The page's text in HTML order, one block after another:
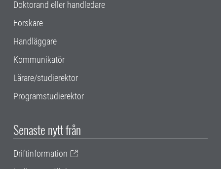
Doktorand eller handledare
Forskare
Handläggare
Kommunikatör
Lärare/studierektor
Programstudierektor
Senaste nytt från
Driftinformation